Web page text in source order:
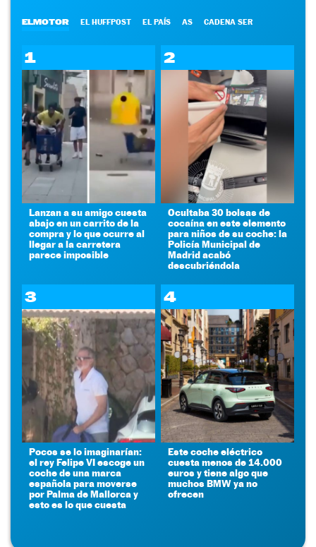
ELMOTOR EL HUFFPOST EL PAÍS AS CADENA SER
1
Lanzan a su amigo cuesta
abajo en un carrito de la
compra y lo que ocurre al
llegar a la carretera
parece imposible
2
Ocultaba 30 bolsas de
cocaína en este elemento
para niños de su coche: la
Policía Municipal de
Madrid acabó
descubriéndola
3
Pocos se lo imaginarían:
el rey Felipe VI escoge un
coche de una marca
española para moverse
por Palma de Mallorca y
esto es lo que cuesta
4
Este coche eléctrico
cuesta menos de 14.000
euros y tiene algo que
muchos BMW ya no
ofrecen